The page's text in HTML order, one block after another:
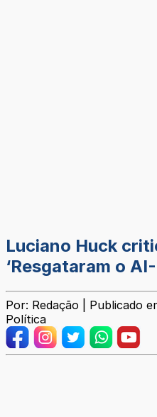
Luciano Huck
‘Resgataram o
Por: Redação | Publicado
Política